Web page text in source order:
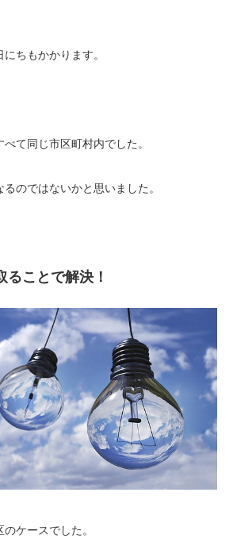
ちもかかります。
て同じ市区町村内でした。
のではないかと思いました。
ることで解決！
ケースでした。